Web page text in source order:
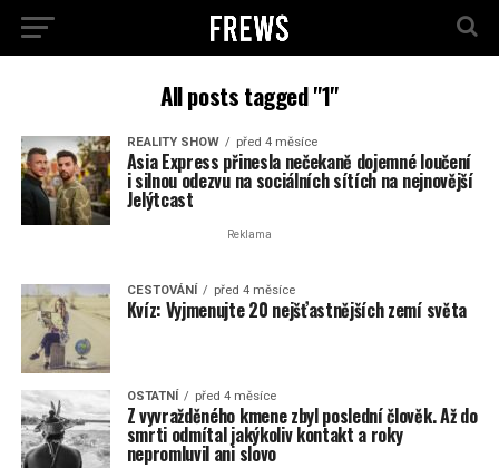
All posts tagged "1"
REALITY SHOW před 4 měsíce
Asia Express přinesla nečekaně dojemné loučení
i silnou odezvu na sociálních sítích na nejnovější
Jelýtcast
Reklama
CESTOVÁNÍ před 4 měsíce
Kvíz: Vyjmenujte 20 nejšťastnějších zemí světa
OSTATNÍ před 4 měsíce
Z vyvražděného kmene zbyl poslední člověk. Až do
smrti odmítal jakýkoliv kontakt a roky
nepromluvil ani slovo